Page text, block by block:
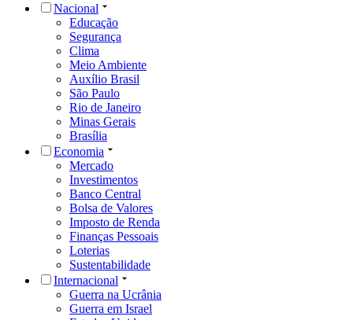
Nacional
Educação
Segurança
Clima
Meio Ambiente
Auxílio Brasil
São Paulo
Rio de Janeiro
Minas Gerais
Brasília
Economia
Mercado
Investimentos
Banco Central
Bolsa de Valores
Imposto de Renda
Finanças Pessoais
Loterias
Sustentabilidade
Internacional
Guerra na Ucrânia
Guerra em Israel